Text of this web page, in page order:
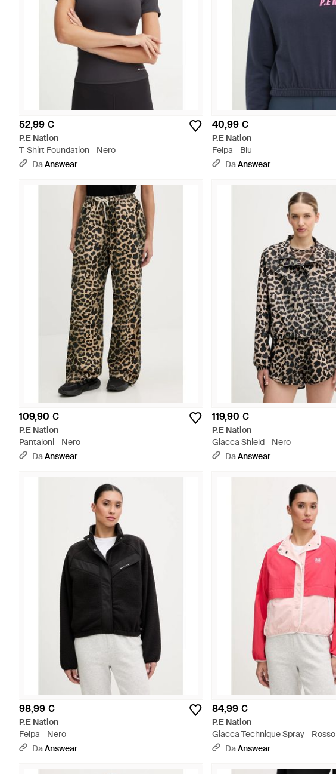
52,99 €
P.E Nation
T-Shirt Foundation - Nero
DaAnswear
40,99 €
P.E Nation
Felpa - Blu
DaAnswear
109,90 €
P.E Nation
Pantaloni - Nero
DaAnswear
119,90 €
P.E Nation
Giacca Shield - Nero
DaAnswear
98,99 €
P.E Nation
Felpa - Nero
DaAnswear
84,99 €
P.E Nation
Giacca Technique Spray - Rosso
DaAnswear